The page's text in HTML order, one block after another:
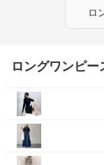
ロ
ロングワンピ